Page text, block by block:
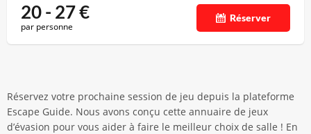
20 - 27€
par personne
Réserver
Réservez votre prochaine session de jeu depuis la plateforme
Escape Guide. Nous avons conçu cette annuaire de jeux
d’évasion pour vous aider à faire le meilleur choix de salle ! En